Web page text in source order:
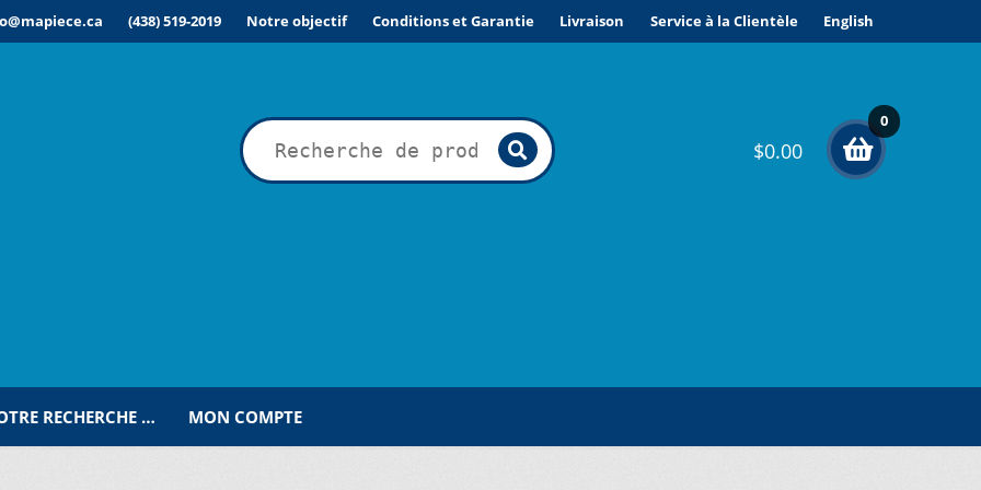
(438) 519-2019 Notre objectif Conditions et Garantie Livraison Service à la Clientèle English
$0.00
0
élé
RECHERCHE … MON COMPTE